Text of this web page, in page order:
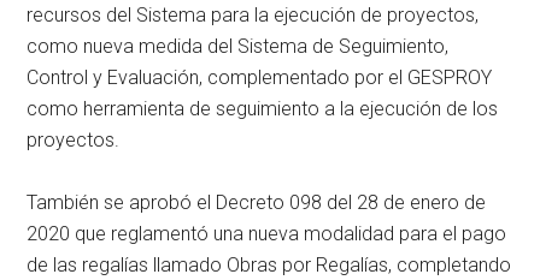
recursos del Sistema para la ejecución de proyectos,
como nueva medida del Sistema de Seguimiento,
Control y Evaluación, complementado por el GESPROY
como herramienta de seguimiento a la ejecución de los
proyectos.
También se aprobó el Decreto 098 del 28 de enero de
2020 que reglamentó una nueva modalidad para el pago
de las regalías llamado Obras por Regalías, completando